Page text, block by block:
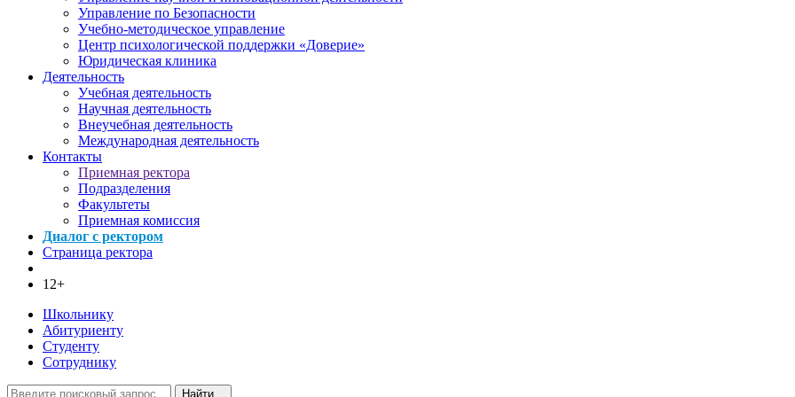
Управление по Безопасности
Учебно-методическое управление
Центр психологической поддержки «Доверие»
Юридическая клиника
Деятельность
Учебная деятельность
Научная деятельность
Внеучебная деятельность
Международная деятельность
Контакты
Приемная ректора
Подразделения
Факультеты
Приемная комиссия
Диалог с ректором
Страница ректора
12+
Школьнику
Абитуриенту
Студенту
Сотруднику
Найти...